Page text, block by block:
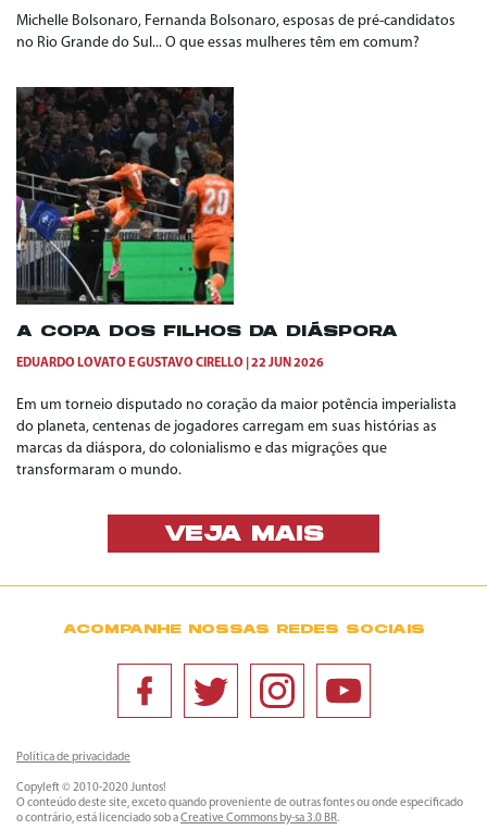
Michelle Bolsonaro, Fernanda Bolsonaro, esposas de pré-candidatos
no Rio Grande do Sul... O que essas mulheres têm em comum?
A COPA DOS FILHOS DA DIÁSPORA
EDUARDO LOVATO EGUSTAVO CIRELLO 22 JUN 2026
Em um torneio disputado no coração da maior potência imperialista
do planeta, centenas de jogadores carregam em suas histórias as
marcas da diáspora, do colonialismo e das migrações que
transformaram o mundo.
VEJA MAIS
ACOMPANHE NOSSAS REDES SOCIAIS
Política de privacidade
Copyleft © 2010-2020 Juntos!
O conteúdo deste site, exceto quando proveniente de outras fontes ou onde especificado
o contrário, está licenciado sob aCreative Commons by-sa 3.0 BR.